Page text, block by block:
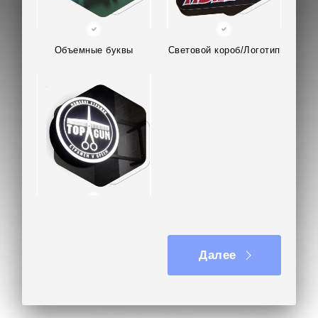
Благодаря плотной структуре мха, места
крепления остаются незаметными.
В отзыве заказчик отметил быстрые сроки
производства, доставки и монтажа, качественное
изготовление логотипа из мха и полное
соответствие ТЗ.
Объемные буквы Световой короб/Логотип
Далее